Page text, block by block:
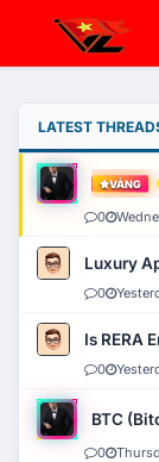
LATEST
VÀNG
0
Luxury
0
Is RERA
0
BTC
0